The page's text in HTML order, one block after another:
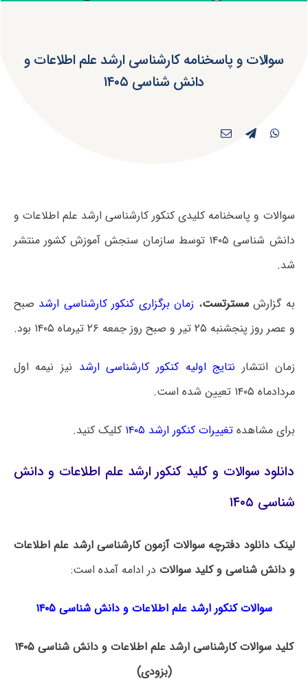
سوالات و پاسخنامه کارشناسی ارشد علم اطلاعات و
دانش شناسی ۱۴۰۵
سوالات و پاسخنامه کلیدی کنکور کارشناسی ارشد علم اطلاعات و
دانش شناسی ۱۴۰۵ توسط سازمان سنجش آموزش کشور منتشر
شد.
به گزارشمسترتست، زمان برگزاری کنکور کارشناسی ارشد صبح
و عصر روز پنجشنبه ۲۵ تیر و صبح روز جمعه ۲۶ تیرماه ۱۴۰۵ بود.
زمان انتشار نتایج اولیه کنکور کارشناسی ارشد نیز نیمه اول
مردادماه ۱۴۰۵ تعیین شده است.
برای مشاهدهتغییرات کنکور ارشد ۱۴۰۵ کلیک کنید.
دانلود سوالات و کلید کنکور ارشد علم اطلاعات و دانش
شناسی ۱۴۰۵
لینک دانلود دفترچه سوالات آزمون کارشناسی ارشد علم اطلاعات
و دانش شناسی و کلید سوالات در ادامه آمده است:
سوالات کنکور ارشد علم اطلاعات و دانش شناسی ۱۴۰۵
کلید سوالات کارشناسی ارشد علم اطلاعات و دانش شناسی ۱۴۰۵
(بزودی)